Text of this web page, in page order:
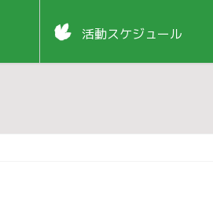
活動スケジュール